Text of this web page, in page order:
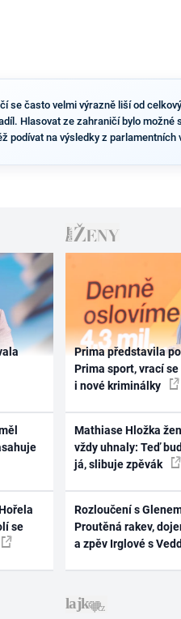
se často velmi výrazně liší od
Hlasovat ze zahraničí bylo
podívat na výsledky z parlamentních
se
Prima představila
Prima sport, vrací
i nové kriminálky
Mathiase Hložka
vždy uhnaly: Teď
já, slibuje zpěvák
Rozloučení s
Proutěná rakev,
a zpěv Irglové s